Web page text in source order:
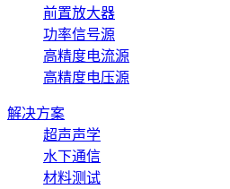
前置放大器
功率信号源
高精度电流源
高精度电压源
解决方案
超声声学
水下通信
材料测试